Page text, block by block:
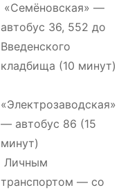
«Семёновская» —
автобус 36, 552 до
Введенского
кладбища (10 минут)
«Электрозаводская»
— автобус 86 (15
минут)
Личным
транспортом — со